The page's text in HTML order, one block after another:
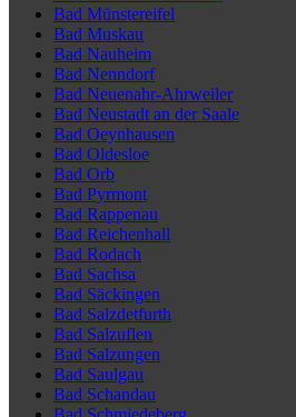
Bad Münstereifel
Bad Muskau
Bad Nauheim
Bad Nenndorf
Bad Neuenahr-Ahrweiler
Bad Neustadt an der Saale
Bad Oeynhausen
Bad Oldesloe
Bad Orb
Bad Pyrmont
Bad Rappenau
Bad Reichenhall
Bad Rodach
Bad Sachsa
Bad Säckingen
Bad Salzdetfurth
Bad Salzuflen
Bad Salzungen
Bad Saulgau
Bad Schandau